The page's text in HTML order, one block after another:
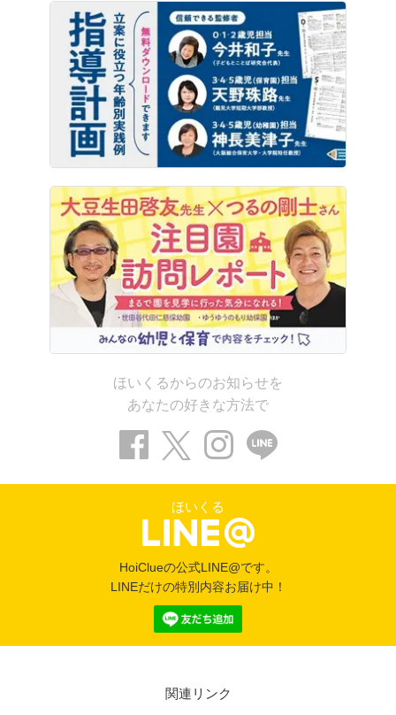
ほいくるからのお知らせを
あなたの好きな方法で
ほいくる
HoiClueの公式LINE@です。
LINEだけの特別内容お届け中！
関連リンク